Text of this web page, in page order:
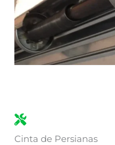
Cinta de Persianas